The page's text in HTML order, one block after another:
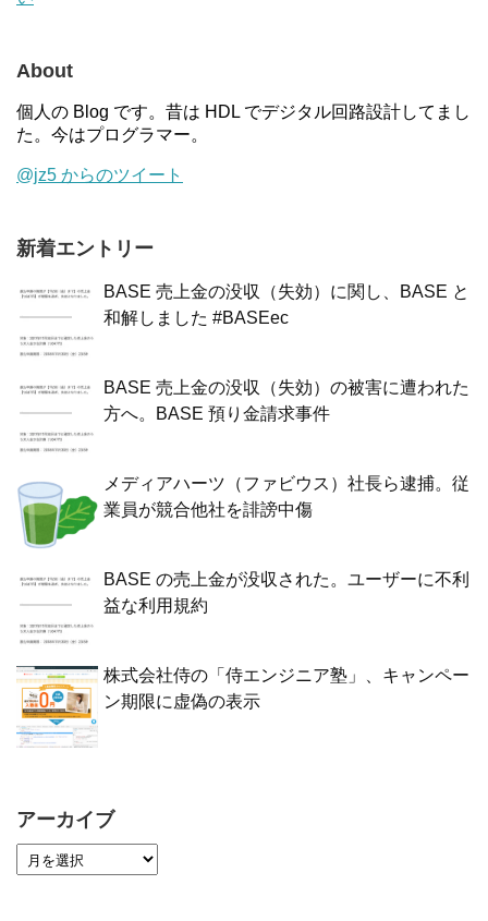
About
個人の Blog です。昔は HDL でデジタル回路設計してまし
た。今はプログラマー。
@jz5 からのツイート
新着エントリー
BASE 売上金の没収（失効）に関し、BASE と
和解しました #BASEec
BASE 売上金の没収（失効）の被害に遭われた
方へ。BASE 預り金請求事件
メディアハーツ（ファビウス）社長ら逮捕。従
業員が競合他社を誹謗中傷
BASE の売上金が没収された。ユーザーに不利
益な利用規約
株式会社侍の「侍エンジニア塾」、キャンペー
ン期限に虚偽の表示
アーカイブ